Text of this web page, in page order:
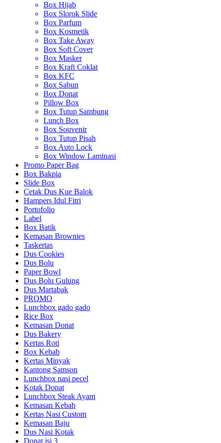
Box Hijab
Box Slorok Slide
Box Parfum
Box Kosmetik
Box Take Away
Box Soft Cover
Box Masker
Box Kraft Coklat
Box KFC
Box Sabun
Box Donat
Pillow Box
Box Tutup Sambung
Lunch Box
Box Souvenir
Box Tutup Pisah
Box Auto Lock
Box Window Laminasi
Promo Paper Bag
Box Bakpia
Slide Box
Cetak Dus Kue Balok
Hampers Idul Fitri
Portofolio
Label
Box Batik
Kemasan Brownies
Taskertas
Dus Cookies
Dus Bolu
Paper Bowl
Dus Bolu Gulung
Dus Martabak
PROMO
Lunchbox gado gado
Rice Box
Kemasan Donat
Dus Bakery
Kertas Roti
Box Kebab
Kertas Minyak
Kantong Samson
Lunchbox nasi pecel
Kotak Donat
Lunchbox Steak Ayam
Kemasan Kebab
Kertas Nasi Custom
Kemasan Baju
Dus Nasi Kotak
Donat isi 3